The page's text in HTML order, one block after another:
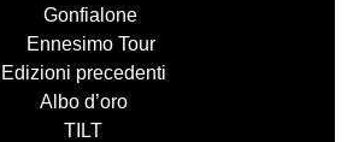
Gonfialone
Ennesimo Tour
Edizioni precedenti
Albo d’oro
TILT